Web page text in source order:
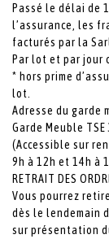
Passé le délai de
l’assurance, les
facturés par la
Par lot et par jour
* hors prime
lot.
Adresse du garde
Garde Meuble TSE
(Accessible sur
9h à 12h et 14h à
RETRAIT DES
Vous pourrez
dès le lendemain
sur présentation